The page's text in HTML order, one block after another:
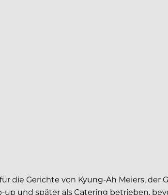
die Gerichte von Kyung-Ah Meiers,
und später als Catering betrieben,